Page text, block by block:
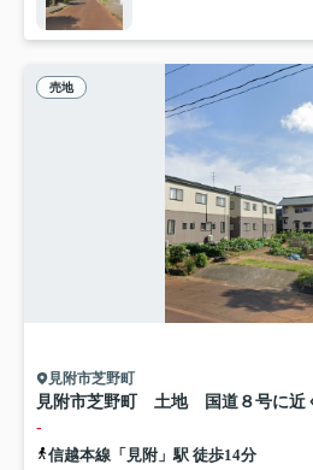
売地
見附市芝野町
-
信越本線「見附」駅 徒歩14分